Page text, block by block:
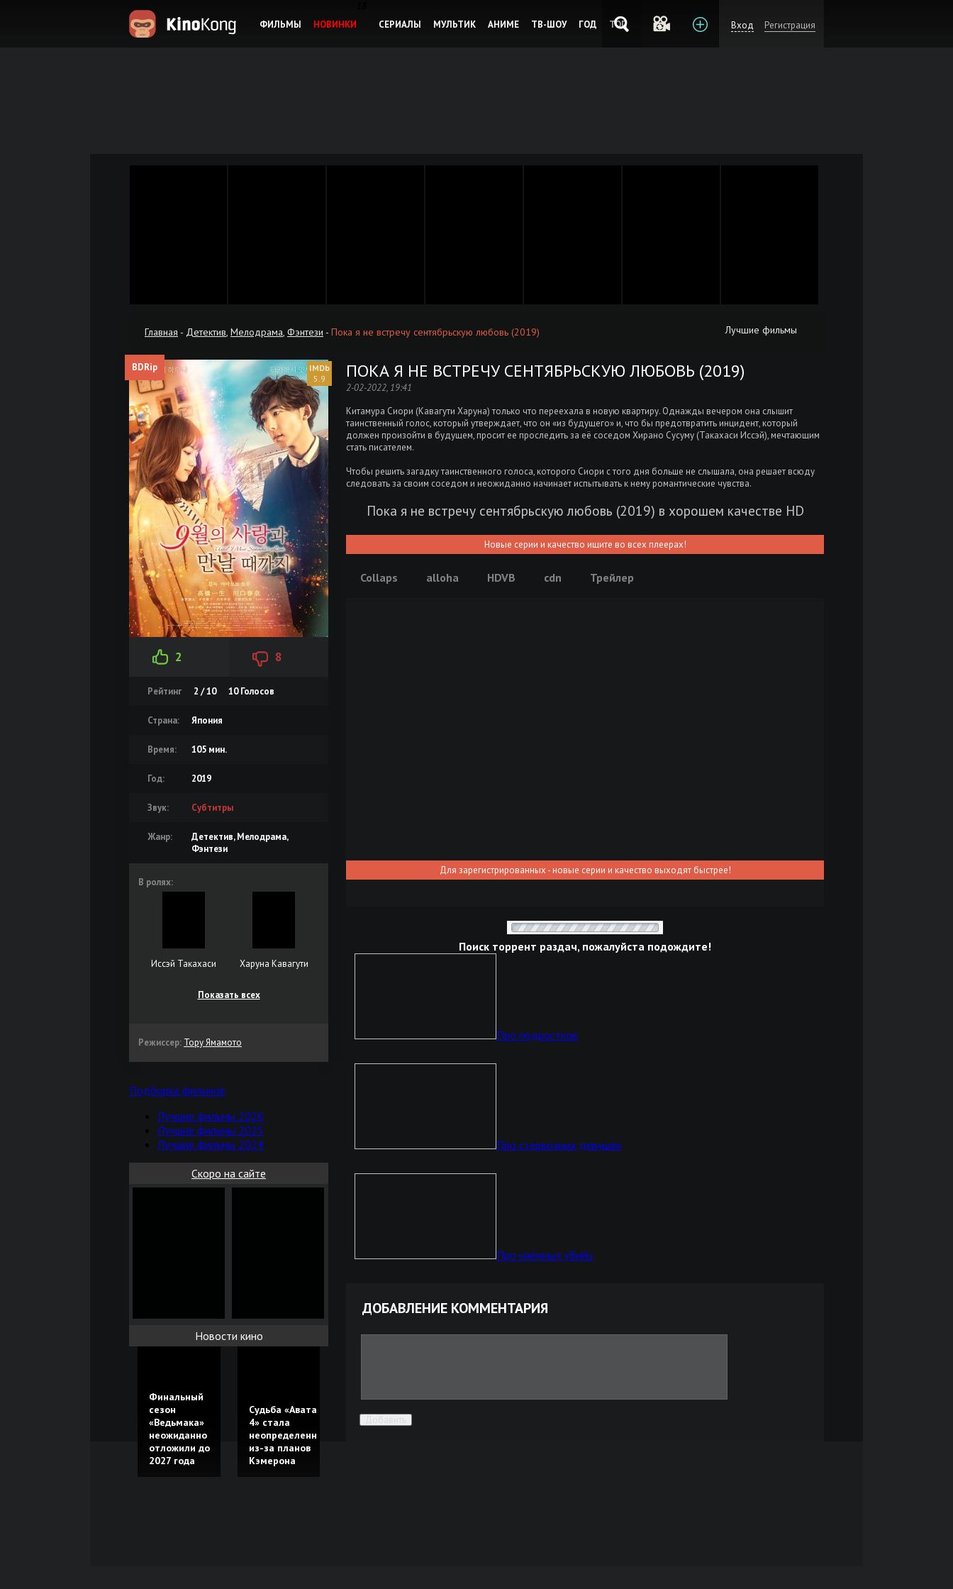
ФИЛЬМЫ НОВИНКИ
СЕРИАЛЫ
МУЛЬТИК АНИМЕ ТВ-ШОУ ГОД ТОП Вход Регистрация
Главная - Детектив, Мелодрама, Фэнтези - Пока я не встречу сентябрьскую любовь (2019) Лучшие фильмы
BDRip
5.9
2 8
Рейтинг 2 / 10 10Голосов
Страна: Япония
Время: 105 мин.
Год: 2019
Звук: Субтитры
Жанр:
Детектив, Мелодрама,
Фэнтези
В ролях:
Иссэй Такахаси Харуна Кавагути
Показать всех
Режиссер: Тору Ямамото
Подборка фильмов
Лучшие фильмы 2026
Лучшие фильмы 2025
Лучшие фильмы 2024
Скоро на сайте
Новости кино
Финальный
сезон
«Ведьмака»
неожиданно
отложили до
2027 года
Судьба «Аватара
4» стала
неопределенной
из-за планов
Кэмерона
ПОКА Я НЕ ВСТРЕЧУ СЕНТЯБРЬСКУЮ ЛЮБОВЬ (2019)
2-02-2022, 19:41
Китамура Сиори (Кавагути Харуна) только что переехала в новую квартиру. Однажды вечером она слышит
таинственный голос, который утверждает, что он «из будущего» и, что бы предотвратить инцидент, который
должен произойти в будущем, просит ее проследить за её соседом Хирано Сусуму (Такахаси Иссэй), мечтающим
стать писателем.
Чтобы решить загадку таинственного голоса, которого Сиори с того дня больше не слышала, она решает всюду
следовать за своим соседом и неожиданно начинает испытывать к нему романтические чувства.
Пока я не встречу сентябрьскую любовь (2019) в хорошем качестве HD
Новые серии и качество ищите во всех плеерах!
Collaps alloha HDVB cdn Трейлер
Для зарегистрированных - новые серии и качество выходят быстрее!
Поиск торрент раздач, пожалуйста подождите!
Про подростков
Про стервозных девушек
Про наёмных убийц
ДОБАВЛЕНИЕ КОММЕНТАРИЯ
Добавить